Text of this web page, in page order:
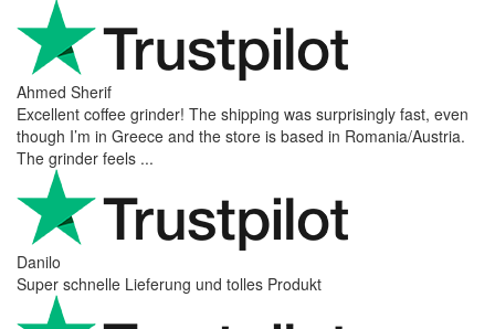
Ahmed Sherif
Excellent coffee grinder! The shipping was surprisingly fast, even
though I’m in Greece and the store is based in Romania/Austria.
The grinder feels ...
Danilo
Super schnelle Lieferung und tolles Produkt